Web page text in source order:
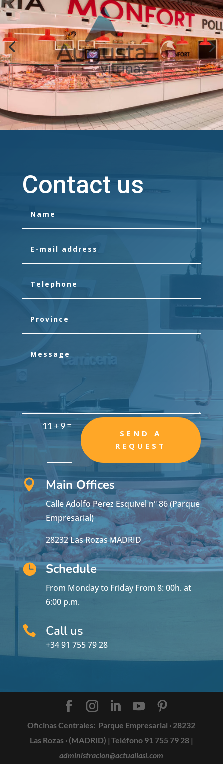
Contact us
11 + 9=
SEND A
REQUEST
 Main Offices
Calle Adolfo Perez Esquivel nº 86 (Parque
Empresarial)
28232 Las Rozas MADRID
 Schedule
From Monday to Friday From 8: 00h. at
6:00 p.m.
 Call us
+34 91 755 79 28
Oficinas Centrales: Parque Empresarial · 28232
Las Rozas · (MADRID) | Teléfono 91 755 79 28|
administracion@actualiasl.com